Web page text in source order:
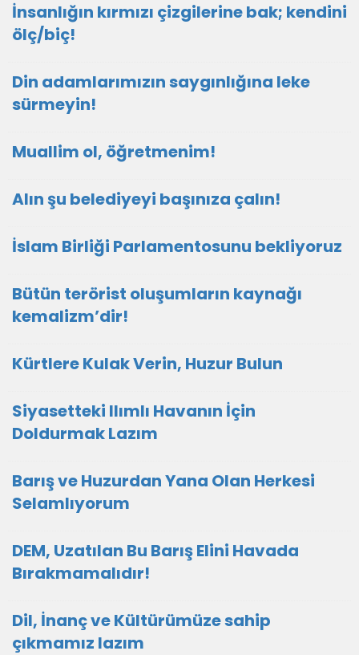
İnsanlığın kırmızı çizgilerine bak; kendini
ölç/biç!
Din adamlarımızın saygınlığına leke
sürmeyin!
Muallim ol, öğretmenim!
Alın şu belediyeyi başınıza çalın!
İslam Birliği Parlamentosunu bekliyoruz
Bütün terörist oluşumların kaynağı
kemalizm’dir!
Kürtlere Kulak Verin, Huzur Bulun
Siyasetteki Ilımlı Havanın İçin
Doldurmak Lazım
Barış ve Huzurdan Yana Olan Herkesi
Selamlıyorum
DEM, Uzatılan Bu Barış Elini Havada
Bırakmamalıdır!
Dil, İnanç ve Kültürümüze sahip
çıkmamız lazım